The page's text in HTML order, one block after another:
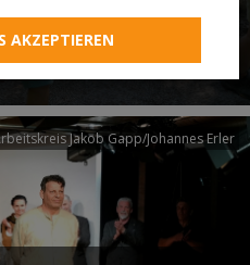
Via
Jakob Gapp/Johannes Erler
AKZEPTIEREN